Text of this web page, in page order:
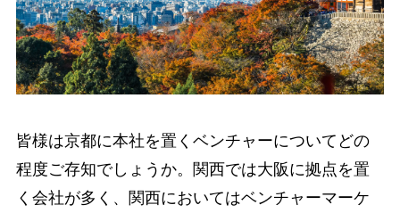
皆様は京都に本社を置くベンチャーについてどの
程度ご存知でしょうか。関西では大阪に拠点を置
く会社が多く、関西においてはベンチャーマーケ